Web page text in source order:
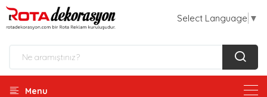
Select Language ▼
Menu